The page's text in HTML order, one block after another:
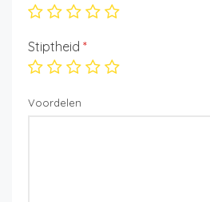
Stiptheid *
Voordelen